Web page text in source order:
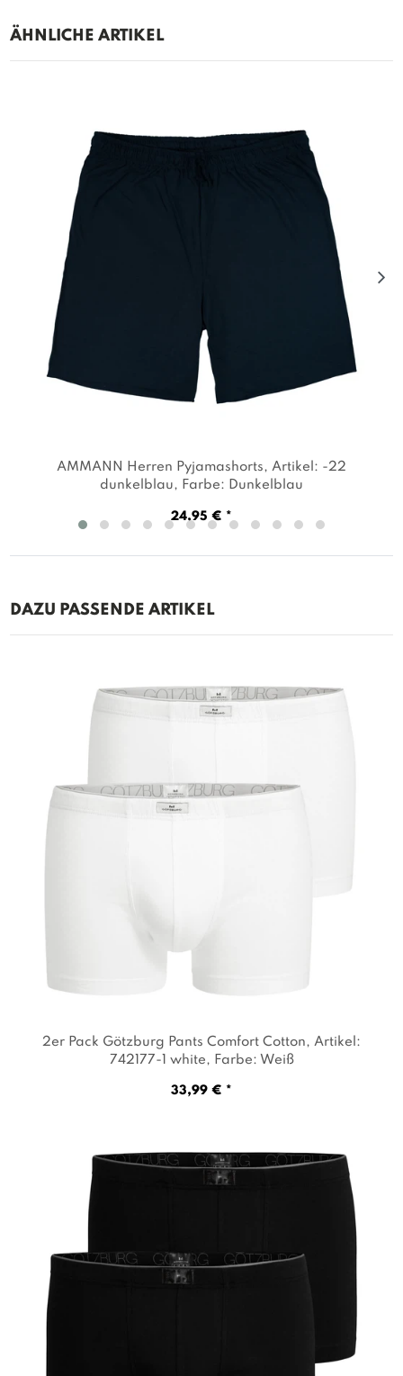
ÄHNLICHE ARTIKEL
AMMANN Herren Pyjamashorts, Artikel: -22
dunkelblau, Farbe: Dunkelblau
24,95 € *
DAZU PASSENDE ARTIKEL
2er Pack Götzburg Pants Comfort Cotton , Artikel:
742177-1 white , Farbe: Weiß
33,99 € *